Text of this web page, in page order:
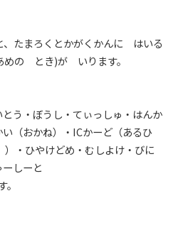
、たまろくとかがくかんに はいる
の とき)が いります。
う・ぼうし・てぃっしゅ・はんか
（おかね）・ICかーど（あるひ
）・ひやけどめ・むしよけ・びに
しーと